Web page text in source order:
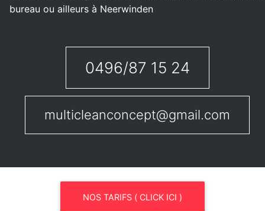
bureau ou ailleurs à Neerwinden
0496/87 15 24
multicleanconcept@gmail.com
NOS TARIFS ( CLICK ICI )